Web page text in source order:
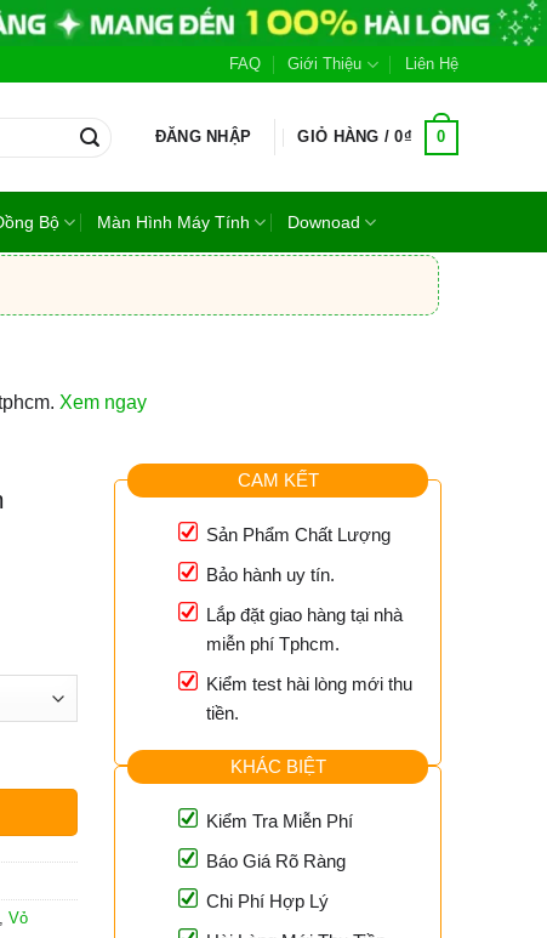
FAQ Giới Thiệu Liên Hệ
ĐĂNG NHẬP GIỎ HÀNG /0₫ 0
Bộ Màn Hình Máy Tính Downoad
Xem ngay
, Vỏ
CAM KẾT
Sản Phẩm Chất Lượng
Bảo hành uy tín.
Lắp đặt giao hàng tại nhà
miễn phí Tphcm.
Kiểm test hài lòng mới thu
tiền.
KHÁC BIỆT
Kiểm Tra Miễn Phí
Báo Giá Rõ Ràng
Chi Phí Hợp Lý